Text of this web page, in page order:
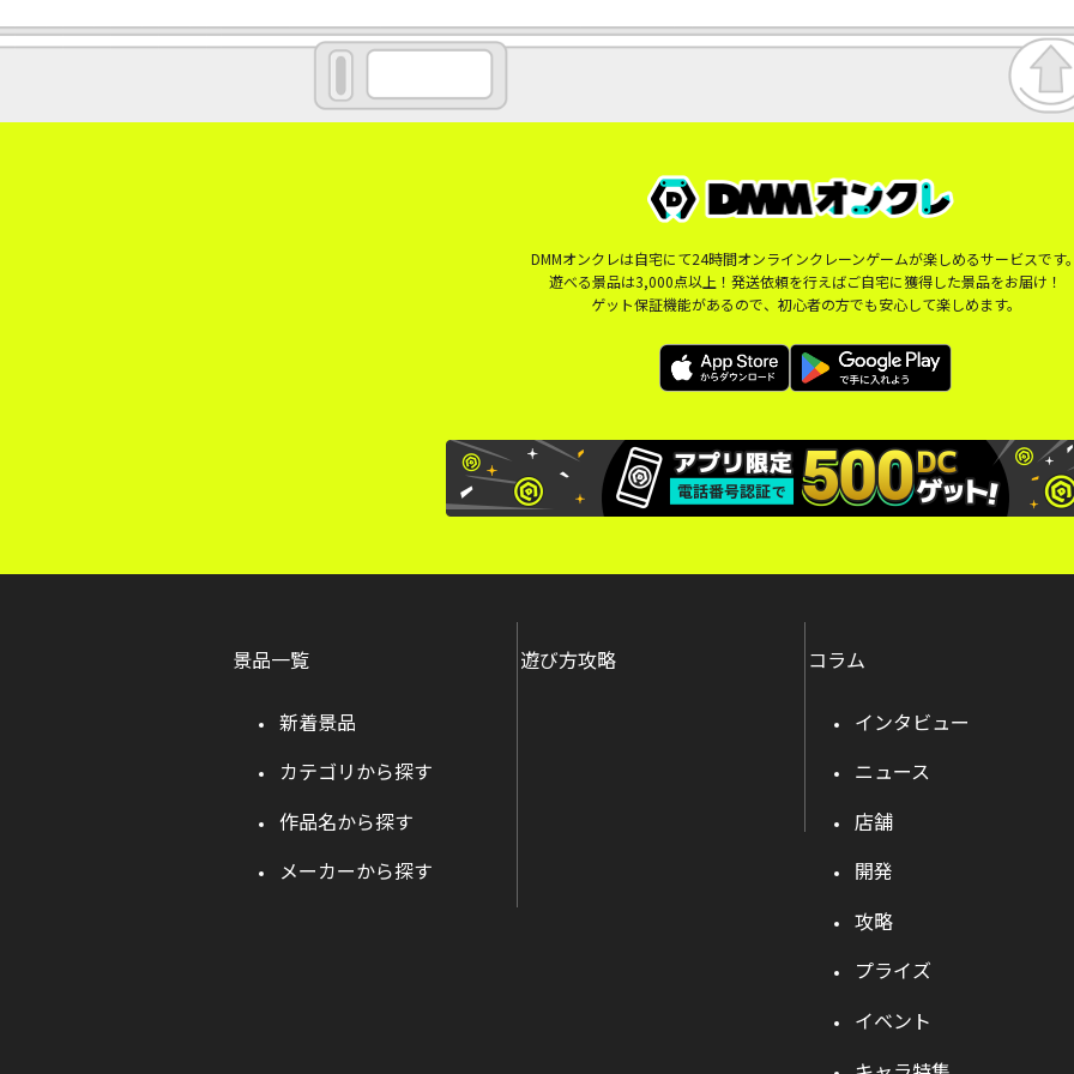
DMMオンクレは自宅にて24時間オンラインクレーンゲームが楽しめるサービスです
遊べる景品は3,000点以上！発送依頼を行えばご自宅に獲得した景品をお届け！
ゲット保証機能があるので、初心者の方でも安心して楽しめます。
景品一覧
新着景品
カテゴリから探す
作品名から探す
メーカーから探す
遊び方攻略 コラム
インタビュー
ニュース
店舗
開発
攻略
プライズ
イベント